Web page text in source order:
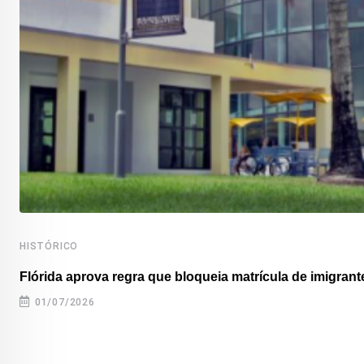
HISTÓRICO
Flórida aprova regra que bloqueia matrícula de
01/07/2026